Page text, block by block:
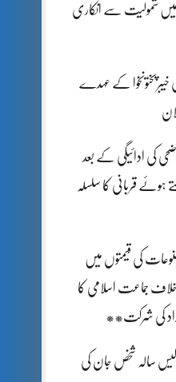
شمولیت سے انکاری
خیبرپختونخوا کے عہدے
کی ادائیگی کے بعد
ہوئے قربانی کا سلسلہ
کی قیمتوں میں
جماعت اسلامی کا
کی شرکت**
سالہ شخص جان کی